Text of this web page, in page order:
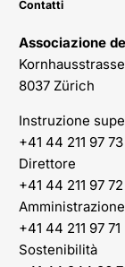
Contatti
Associazione
8037 Zürich
Instruzione
+41 44 211 97 73
Direttore
+41 44 211 97 72
Amministrazione
+41 44 211 97 71
Sostenibilità